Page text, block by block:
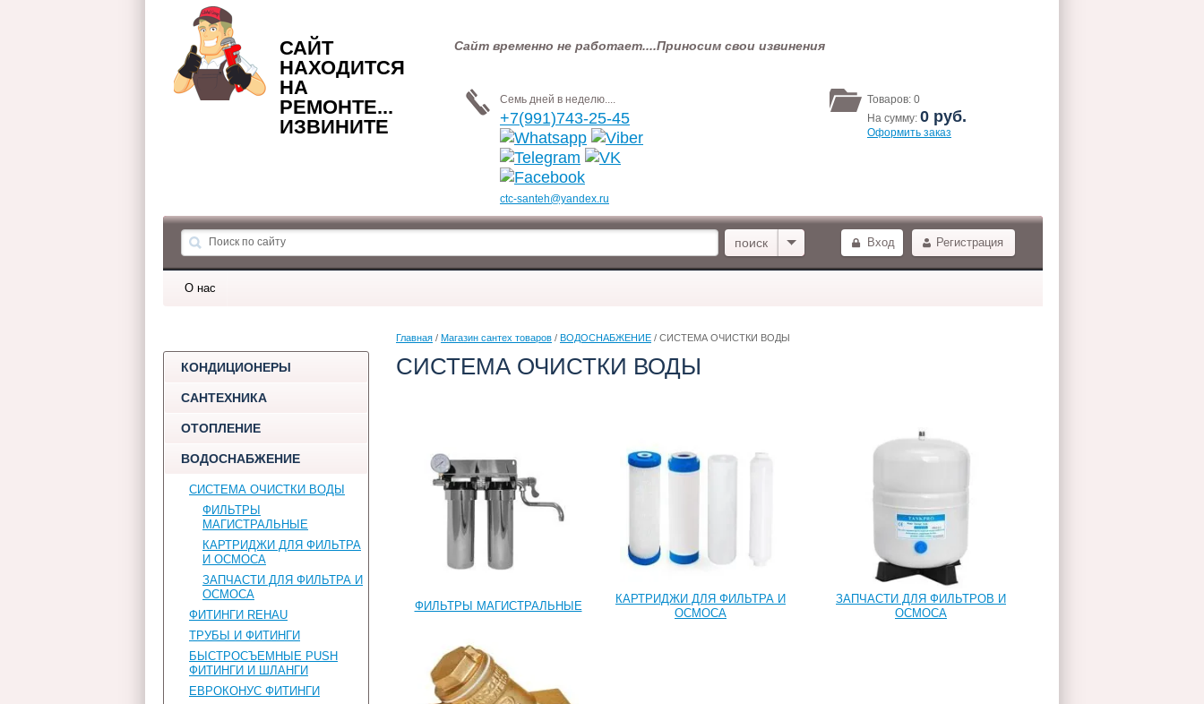
САЙТ
НАХОДИТСЯ
НА
РЕМОНТЕ...
ИЗВИНИТЕ
Сайт временно не работает....Приносим свои извинения
Семь дней в неделю....
+7(991)743-25-45
ctc-santeh@yandex.ru
Товаров: 0
На сумму: 0 руб.
Оформить заказ
Вход Регистрация
О нас
КОНДИЦИОНЕРЫ
САНТЕХНИКА
ОТОПЛЕНИЕ
ВОДОСНАБЖЕНИЕ
СИСТЕМА ОЧИСТКИ ВОДЫ
ФИЛЬТРЫ
МАГИСТРАЛЬНЫЕ
КАРТРИДЖИ ДЛЯ ФИЛЬТРА
И ОСМОСА
ЗАПЧАСТИ ДЛЯ ФИЛЬТРА И
ОСМОСА
ФИТИНГИ REHAU
ТРУБЫ И ФИТИНГИ
БЫСТРОСЪЕМНЫЕ PUSH
ФИТИНГИ И ШЛАНГИ
ЕВРОКОНУС ФИТИНГИ
Главная / Магазин сантех товаров / ВОДОСНАБЖЕНИЕ / СИСТЕМА ОЧИСТКИ ВОДЫ
СИСТЕМА ОЧИСТКИ ВОДЫ
ФИЛЬТРЫ МАГИСТРАЛЬНЫЕ
КАРТРИДЖИ ДЛЯ ФИЛЬТРА И
ОСМОСА
ЗАПЧАСТИ ДЛЯ ФИЛЬТРОВ И
ОСМОСА